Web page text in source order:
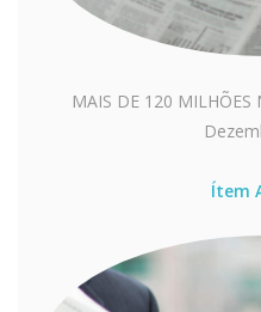
MAIS DE 120
Ítem